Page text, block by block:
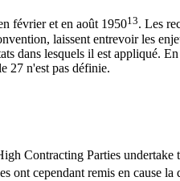
février et en août 195013. Les
laissent entrevoir les
dans lesquels il est appliqué.
27 n'est pas définie.
Contracting Parties undertake
ont cependant remis en cause la